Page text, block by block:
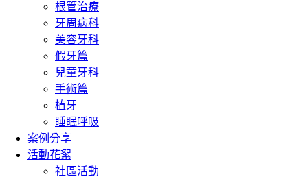
根管治療
牙周病科
美容牙科
假牙篇
兒童牙科
手術篇
植牙
睡眠呼吸
案例分享
活動花絮
社區活動